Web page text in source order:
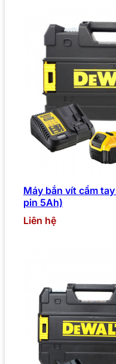
Máy bắn vít cầm
pin 5Ah)
Liên hệ